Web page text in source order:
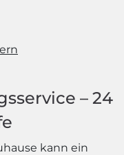
– 24
kann ein